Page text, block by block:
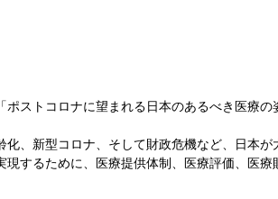
ストコロナに望まれる日本のあるべき医療
、新型コロナ、そして財政危機など、日本
するために、医療提供体制、医療評価、医